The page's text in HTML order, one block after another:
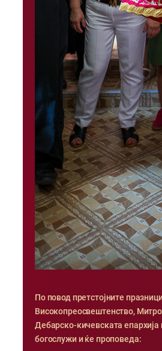
По повод претстојните
Високопреосвештенство,
Дебарско-кичевската епархија
богослужи и ќе проповеда: